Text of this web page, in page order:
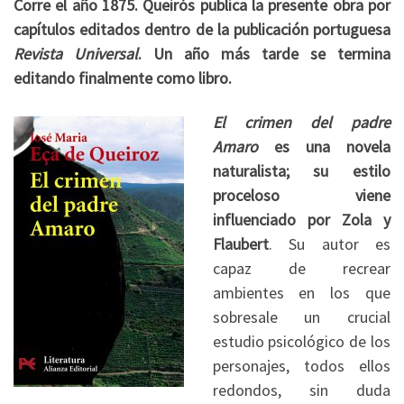
Corre el año 1875. Queirós publica la presente obra por
capítulos editados dentro de la publicación portuguesa
Revista Universal. Un año más tarde se termina
editando finalmente como libro.
El crimen del padre
Amaroes una novela
naturalista; su estilo
proceloso viene
influenciado por Zola y
Flaubert. Su autor es
capaz de recrear
ambientes en los que
sobresale un crucial
estudio psicológico de los
personajes, todos ellos
redondos, sin duda